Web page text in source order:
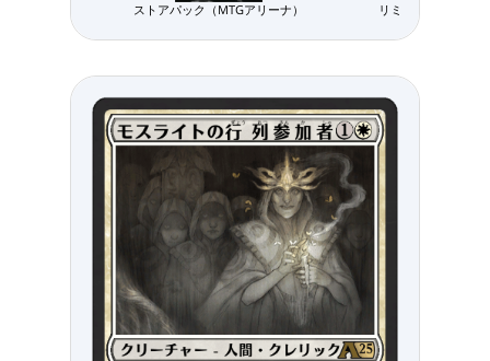
ストアパック（MTGアリーナ） リミテッド用パッ